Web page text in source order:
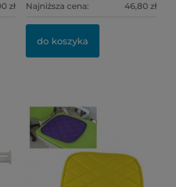
zł Najniższa cena: 46,80 zł
do koszyka